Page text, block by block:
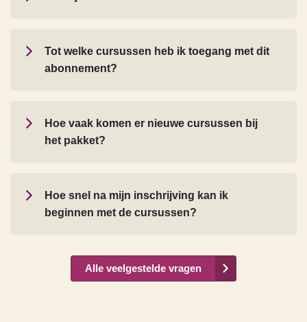
abonnement?
het pakket?
beginnen met de cursussen?